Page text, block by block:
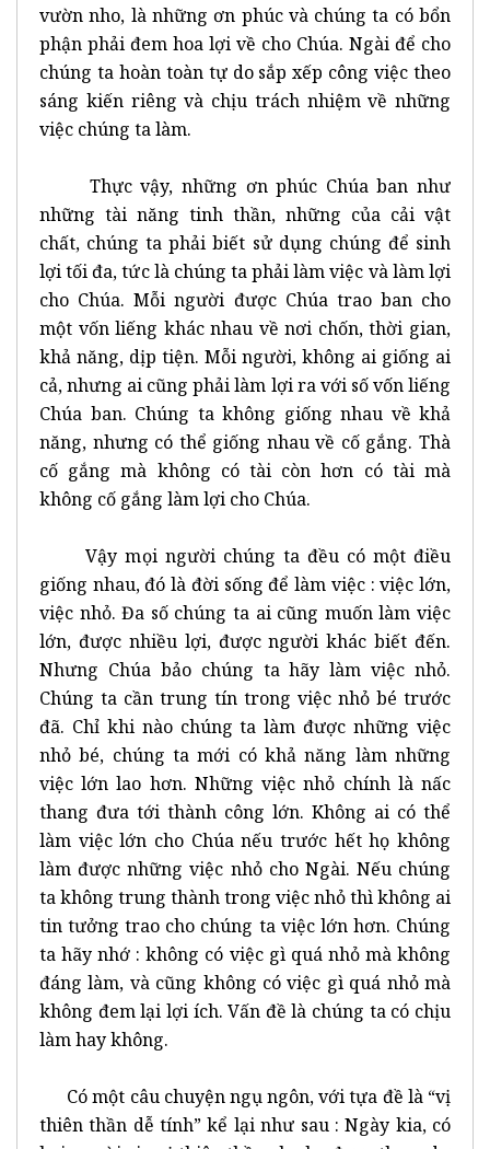
vườn nho, là những ơn phúc và chúng ta có bổn
phận phải đem hoa lợi về cho Chúa. Ngài để cho
chúng ta hoàn toàn tự do sắp xếp công việc theo
sáng kiến riêng và chịu trách nhiệm về những
việc chúng ta làm.
Thực vậy, những ơn phúc Chúa ban như
những tài năng tinh thần, những của cải vật
chất, chúng ta phải biết sử dụng chúng để sinh
lợi tối đa, tức là chúng ta phải làm việc và làm lợi
cho Chúa. Mỗi người được Chúa trao ban cho
một vốn liếng khác nhau về nơi chốn, thời gian,
khả năng, dịp tiện. Mỗi người, không ai giống ai
cả, nhưng ai cũng phải làm lợi ra với số vốn liếng
Chúa ban. Chúng ta không giống nhau về khả
năng, nhưng có thể giống nhau về cố gắng. Thà
cố gắng mà không có tài còn hơn có tài mà
không cố gắng làm lợi cho Chúa.
Vậy mọi người chúng ta đều có một điều
giống nhau, đó là đời sống để làm việc : việc lớn,
việc nhỏ. Đa số chúng ta ai cũng muốn làm việc
lớn, được nhiều lợi, được người khác biết đến.
Nhưng Chúa bảo chúng ta hãy làm việc nhỏ.
Chúng ta cần trung tín trong việc nhỏ bé trước
đã. Chỉ khi nào chúng ta làm được những việc
nhỏ bé, chúng ta mới có khả năng làm những
việc lớn lao hơn. Những việc nhỏ chính là nấc
thang đưa tới thành công lớn. Không ai có thể
làm việc lớn cho Chúa nếu trước hết họ không
làm được những việc nhỏ cho Ngài. Nếu chúng
ta không trung thành trong việc nhỏ thì không ai
tin tưởng trao cho chúng ta việc lớn hơn. Chúng
ta hãy nhớ : không có việc gì quá nhỏ mà không
đáng làm, và cũng không có việc gì quá nhỏ mà
không đem lại lợi ích. Vấn đề là chúng ta có chịu
làm hay không.
Có một câu chuyện ngụ ngôn, với tựa đề là “vị
thiên thần dễ tính” kể lại như sau : Ngày kia, có